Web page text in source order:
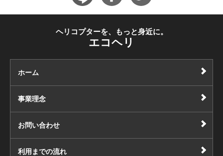
ヘリコプターを、もっと身近に。
エコヘリ
ホーム
事業理念
お問い合わせ
利用までの流れ